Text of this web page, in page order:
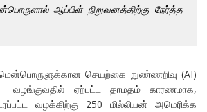
ஆப்பிள் நிறுவனத்திற்கு நேர்த்த
மென்பொருளுக்கான செயற்கை நுண்ணறிவு (AI)
வழங்குவதில் ஏற்பட்ட தாமதம் காரணமாக,
வழக்கிற்கு 250 மில்லியன் அமெரிக்க